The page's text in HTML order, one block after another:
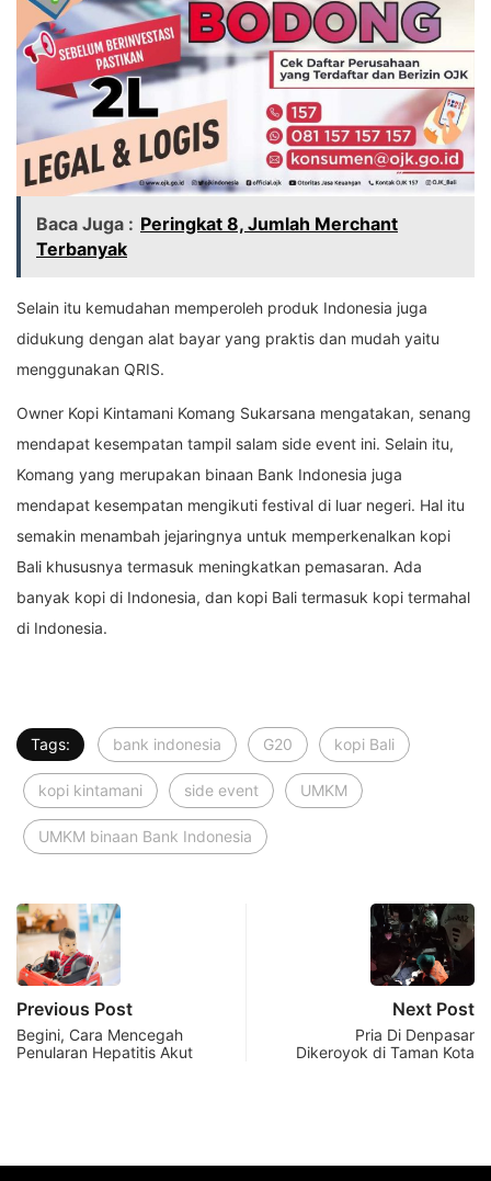
Baca Juga : Peringkat 8, Jumlah Merchant
Terbanyak
Selain itu kemudahan memperoleh produk Indonesia juga
didukung dengan alat bayar yang praktis dan mudah yaitu
menggunakan QRIS.
Owner Kopi Kintamani Komang Sukarsana mengatakan, senang
mendapat kesempatan tampil salam side event ini. Selain itu,
Komang yang merupakan binaan Bank Indonesia juga
mendapat kesempatan mengikuti festival di luar negeri. Hal itu
semakin menambah jejaringnya untuk memperkenalkan kopi
Bali khususnya termasuk meningkatkan pemasaran. Ada
banyak kopi di Indonesia, dan kopi Bali termasuk kopi termahal
di Indonesia.
Tags: bank indonesia G20 kopi Bali
kopi kintamani side event UMKM
UMKM binaan Bank Indonesia
Previous Post
Begini, Cara Mencegah
Penularan Hepatitis Akut
Next Post
Pria Di Denpasar
Dikeroyok di Taman Kota